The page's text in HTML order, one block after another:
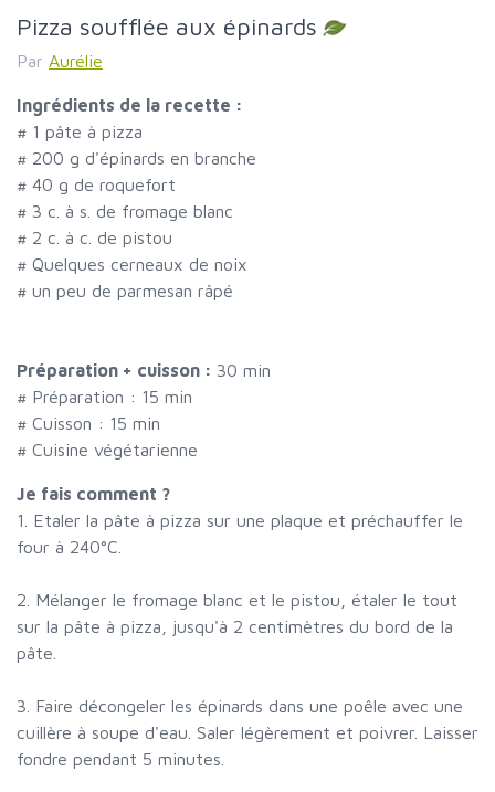
Pizza soufflée aux épinards
Par Aurélie
Ingrédients de la recette :
# 1 pâte à pizza
# 200 g d'épinards en branche
# 40 g de roquefort
# 3 c. à s. de fromage blanc
# 2 c. à c. de pistou
# Quelques cerneaux de noix
# un peu de parmesan râpé
Préparation + cuisson : 30 min
# Préparation : 15 min
# Cuisson : 15 min
# Cuisine végétarienne
Je fais comment ?
1. Etaler la pâte à pizza sur une plaque et préchauffer le
four à 240°C.
2. Mélanger le fromage blanc et le pistou, étaler le tout
sur la pâte à pizza, jusqu'à 2 centimètres du bord de la
pâte.
3. Faire décongeler les épinards dans une poêle avec une
cuillère à soupe d'eau. Saler légèrement et poivrer. Laisser
fondre pendant 5 minutes.